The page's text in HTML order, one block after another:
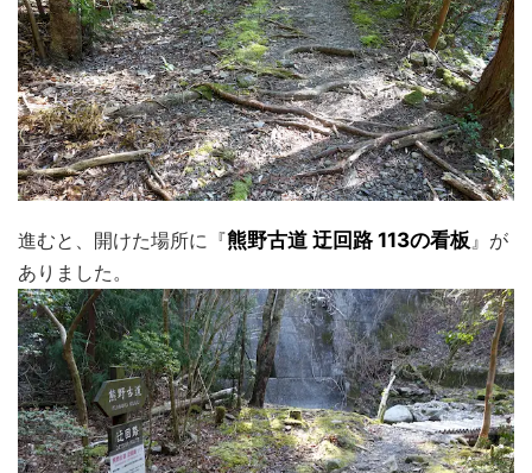
進むと、開けた場所に『熊野古道 迂回路 113の看板 』が
ありました。